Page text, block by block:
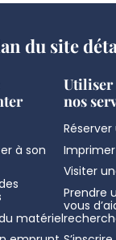
du site
à son
matériel
Utiliser
nos
Imprimer
Visiter
Prendre
vous